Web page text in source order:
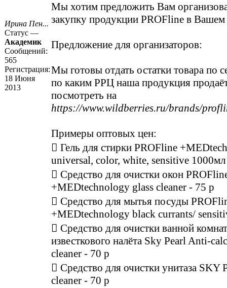
Ирина Пен...
Статус —
Академик
Сообщений:
565
Регистрация:
18 Июня
2013
Мы хотим предложить Вам
закупку продукции PROFline в Вашем
Предложение для организаторов:
Мы готовы отдать остатки товара по
по каким РРЦ наша продукция
посмотреть на
https://www.wildberries.ru/brands/
Примеры оптовых цен:
 Гель для стирки PROFline
universal, color, white, sensitive
 Средство для очистки окон
+MEDtechnology glass cleaner - 75 р
 Средство для мытья посуды
+MEDtechnology black currants/
 Средство для очистки ванной
известкового налёта Sky Pearl Anti-
cleaner - 70 р
 Средство для очистки унитаза SKY
cleaner - 70 р